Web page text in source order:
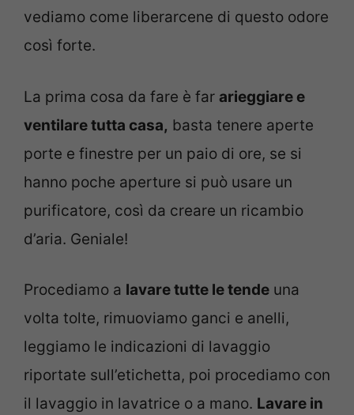
vediamo come liberarcene di questo odore
così forte.
La prima cosa da fare è far arieggiare e
ventilare tutta casa, basta tenere aperte
porte e finestre per un paio di ore, se si
hanno poche aperture si può usare un
purificatore, così da creare un ricambio
d’aria. Geniale!
Procediamo a lavare tutte le tende una
volta tolte, rimuoviamo ganci e anelli,
leggiamo le indicazioni di lavaggio
riportate sull’etichetta, poi procediamo con
il lavaggio in lavatrice o a mano. Lavare in